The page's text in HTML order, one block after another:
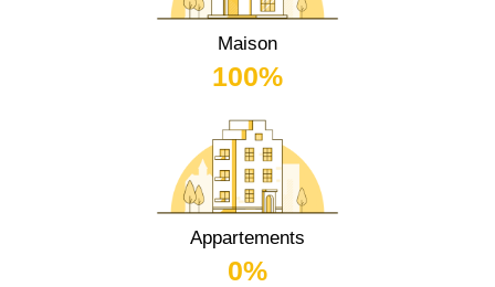
Maison
100%
Appartements
0%